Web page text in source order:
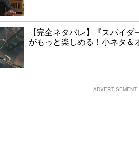
【完全ネタバレ】『スパイ
がもっと楽しめる！小ネタ＆
ADVERTISEMENT